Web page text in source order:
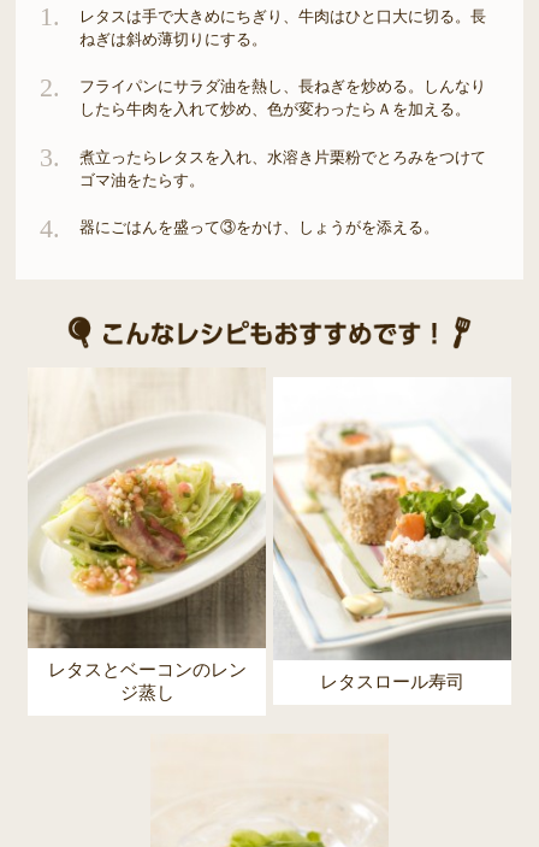
1.
レタスは手で大きめにちぎり、牛肉はひと口大に切る。長
ねぎは斜め薄切りにする。
2.
フライパンにサラダ油を熱し、長ねぎを炒める。しんなり
したら牛肉を入れて炒め、色が変わったらＡを加える。
3.
煮立ったらレタスを入れ、水溶き片栗粉でとろみをつけて
ゴマ油をたらす。
4. 器にごはんを盛って③をかけ、しょうがを添える。
レタスとベーコンのレン
ジ蒸し
レタスロール寿司